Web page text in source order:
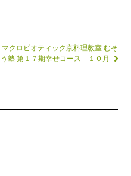
マクロビオティック京料理教室 むそ
う塾 第１７期幸せコース １０月